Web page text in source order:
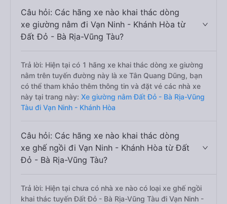
Câu hỏi: Các hãng xe nào khai thác dòng
xe giường nằm đi Vạn Ninh - Khánh Hòa từ
Đất Đỏ - Bà Rịa-Vũng Tàu?
Trả lời: Hiện tại có 1 hãng xe khai thác dòng xe giường
nằm trên tuyến đường này là xe Tân Quang Dũng, bạn
có thể tham khảo thêm thông tin và đặt vé các nhà xe
này tại trang này: Xe giường nằm Đất Đỏ - Bà Rịa-Vũng
Tàu đi Vạn Ninh - Khánh Hòa
Câu hỏi: Các hãng xe nào khai thác dòng
xe ghế ngồi đi Vạn Ninh - Khánh Hòa từ Đất
Đỏ - Bà Rịa-Vũng Tàu?
Trả lời: Hiện tại chưa có nhà xe nào có loại xe ghế ngồi
khai thác tuyến Đất Đỏ - Bà Rịa-Vũng Tàu đi Vạn Ninh -